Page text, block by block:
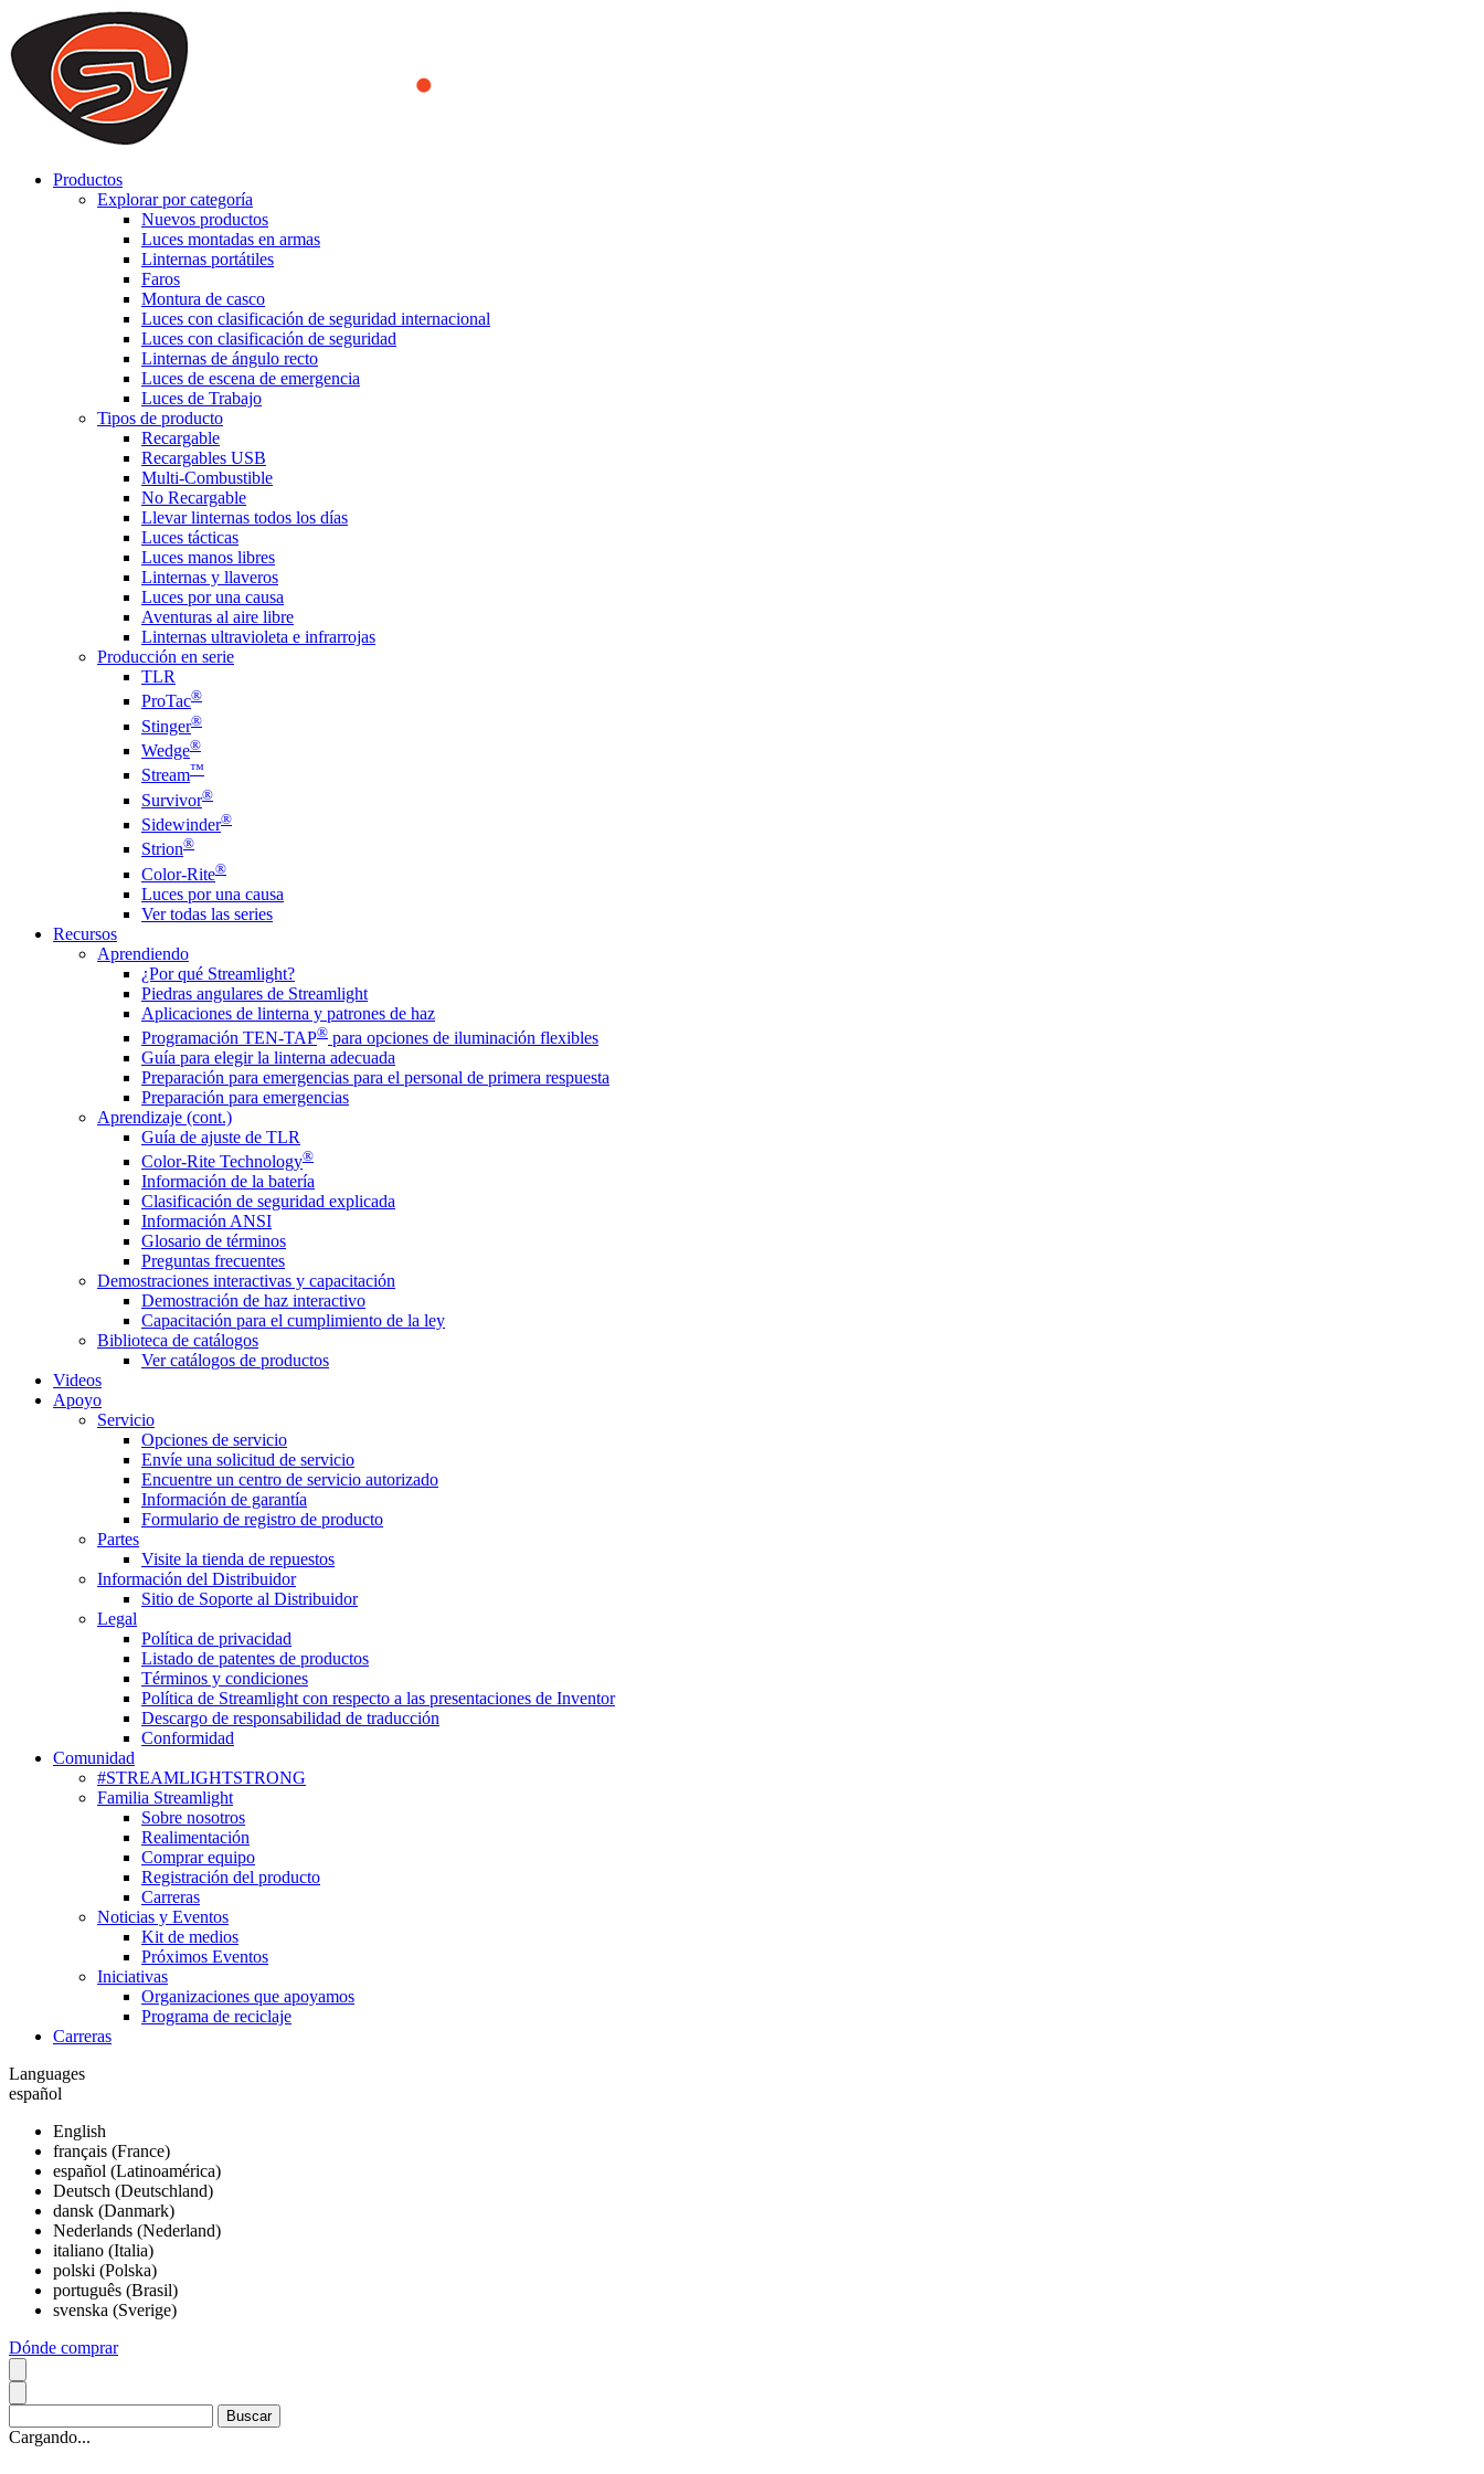
We use cookies to ensure that we provide you the best experience on our website. By continuing to browse this website, you accept that cookies are used to help us analyze how the website is used and to offer
you a better experience. To learn more or to find out how you can disable cookies, you can access our
ACCEPT AND CLOSE
Productos
Explorar por categoría
Nuevos productos
Luces montadas en armas
Linternas portátiles
Faros
Montura de casco
Luces con clasificación de seguridad internacional
Luces con clasificación de seguridad
Linternas de ángulo recto
Luces de escena de emergencia
Luces de Trabajo
Tipos de producto
Recargable
Recargables USB
Multi-Combustible
No Recargable
Llevar linternas todos los días
Luces tácticas
Luces manos libres
Linternas y llaveros
Luces por una causa
Aventuras al aire libre
Linternas ultravioleta e infrarrojas
Producción en serie
TLR
ProTac®
Stinger®
Wedge®
Stream™
Survivor®
Sidewinder®
Strion®
Color-Rite®
Luces por una causa
Ver todas las series
Recursos
Aprendiendo
¿Por qué Streamlight?
Piedras angulares de Streamlight
Aplicaciones de linterna y patrones de haz
Programación TEN-TAP® para opciones de iluminación flexibles
Guía para elegir la linterna adecuada
Preparación para emergencias para el personal de primera respuesta
Preparación para emergencias
Aprendizaje (cont.)
Guía de ajuste de TLR
Color-Rite Technology®
Información de la batería
Clasificación de seguridad explicada
Información ANSI
Glosario de términos
Preguntas frecuentes
Demostraciones interactivas y capacitación
Demostración de haz interactivo
Capacitación para el cumplimiento de la ley
Biblioteca de catálogos
Ver catálogos de productos
Videos
Apoyo
Servicio
Opciones de servicio
Envíe una solicitud de servicio
Encuentre un centro de servicio autorizado
Información de garantía
Formulario de registro de producto
Partes
Visite la tienda de repuestos
Información del Distribuidor
Sitio de Soporte al Distribuidor
Legal
Política de privacidad
Listado de patentes de productos
Términos y condiciones
Política de Streamlight con respecto a las presentaciones de Inventor
Descargo de responsabilidad de traducción
Conformidad
Comunidad
#STREAMLIGHTSTRONG
Familia Streamlight
Sobre nosotros
Realimentación
Comprar equipo
Registración del producto
Carreras
Noticias y Eventos
Kit de medios
Próximos Eventos
Iniciativas
Organizaciones que apoyamos
Programa de reciclaje
Carreras
Languages
español
English
français (France)
español (Latinoamérica)
Deutsch (Deutschland)
dansk (Danmark)
Nederlands (Nederland)
italiano (Italia)
polski (Polska)
português (Brasil)
svenska (Sverige)
Dónde comprar
Cargando...